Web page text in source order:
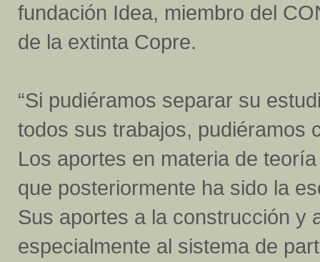
fundación Idea, miembro del
de la extinta Copre.
“Si pudiéramos separar su
todos sus trabajos, pudiéramos
Los aportes en materia de
que posteriormente ha sido la
Sus aportes a la construcción y
especialmente al sistema de